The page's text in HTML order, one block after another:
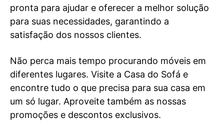
pronta para ajudar e oferecer a melhor solução
para suas necessidades, garantindo a
satisfação dos nossos clientes.
Não perca mais tempo procurando móveis em
diferentes lugares. Visite a Casa do Sofá e
encontre tudo o que precisa para sua casa em
um só lugar. Aproveite também as nossas
promoções e descontos exclusivos.